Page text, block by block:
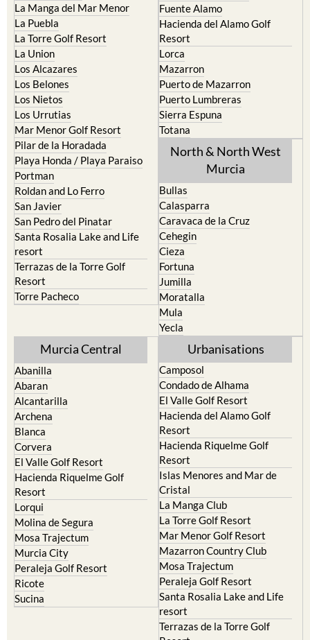
La Manga del Mar Menor
La Puebla
La Torre Golf Resort
La Union
Los Alcazares
Los Belones
Los Nietos
Los Urrutias
Mar Menor Golf Resort
Pilar de la Horadada
Playa Honda / Playa Paraiso
Portman
Roldan and Lo Ferro
San Javier
San Pedro del Pinatar
Santa Rosalia Lake and Life
resort
Terrazas de la Torre Golf
Resort
Torre Pacheco
Fuente Alamo
Hacienda del Alamo Golf
Resort
Lorca
Mazarron
Puerto de Mazarron
Puerto Lumbreras
Sierra Espuna
Totana
North & North West
Murcia
Bullas
Calasparra
Caravaca de la Cruz
Cehegin
Cieza
Fortuna
Jumilla
Moratalla
Mula
Yecla
Murcia Central
Abanilla
Abaran
Alcantarilla
Archena
Blanca
Corvera
El Valle Golf Resort
Hacienda Riquelme Golf
Resort
Lorqui
Molina de Segura
Mosa Trajectum
Murcia City
Peraleja Golf Resort
Ricote
Sucina
Urbanisations
Camposol
Condado de Alhama
El Valle Golf Resort
Hacienda del Alamo Golf
Resort
Hacienda Riquelme Golf
Resort
Islas Menores and Mar de
Cristal
La Manga Club
La Torre Golf Resort
Mar Menor Golf Resort
Mazarron Country Club
Mosa Trajectum
Peraleja Golf Resort
Santa Rosalia Lake and Life
resort
Terrazas de la Torre Golf